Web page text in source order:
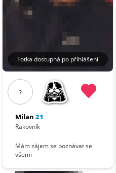
Fotka dostupná po přihlášení
?
Milan 21
Rakovník
Mám zájem se poznávat se
všemi